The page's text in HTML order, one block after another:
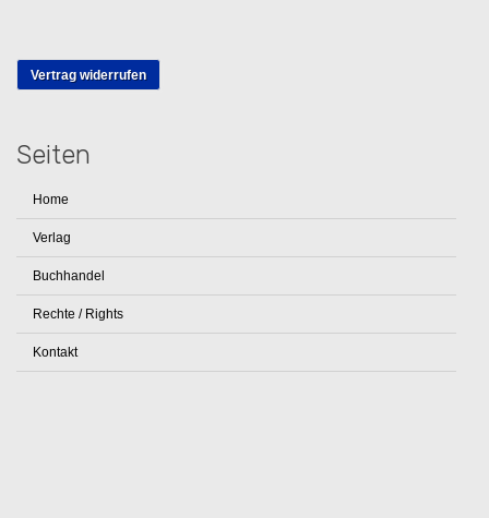
Vertrag widerrufen
Seiten
Home
Verlag
Buchhandel
Rechte / Rights
Kontakt